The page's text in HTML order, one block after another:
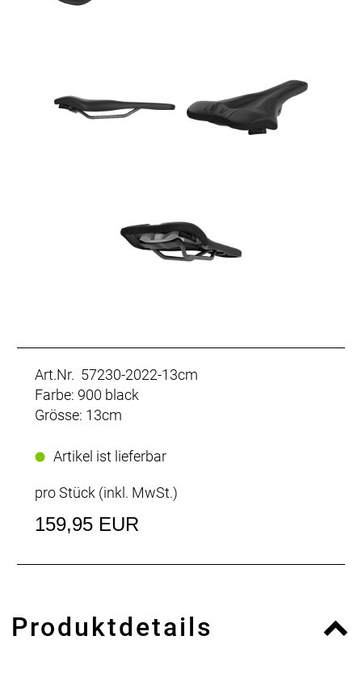
Art.Nr. 57230-2022-13cm
Farbe: 900 black
Grösse: 13cm
Artikel ist lieferbar
pro Stück (inkl. MwSt.)
159,95 EUR
Produktdetails